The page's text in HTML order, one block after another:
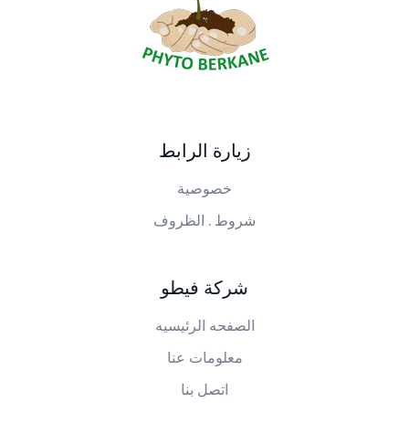
زيارة الرابط
خصوصية
شروط . الظروف
شركة فيطو
الصفحه الرئيسيه
معلومات عنا
اتصل بنا